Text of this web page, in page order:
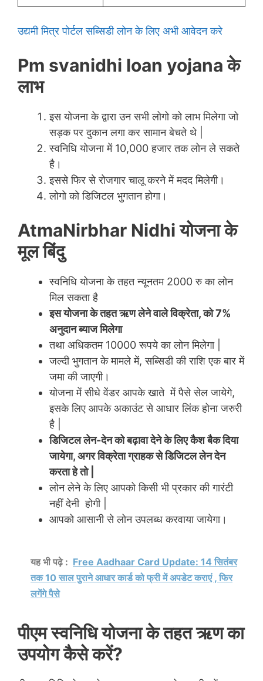
उद्यमी मित्र पोर्टल सब्सिडी लोन के लिए अभी आवेदन करे
Pm svanidhi loan yojana के
लाभ
इस योजना के द्वारा उन सभी लोगो को लाभ मिलेगा जो
सड़क पर दुकान लगा कर सामान बेचते थे |
स्वनिधि योजना में 10,000 हजार तक लोन ले सकते
है।
इससे फिर से रोजगार चालू करने में मदद मिलेगी।
लोगो को डिजिटल भुगतान होगा।
AtmaNirbhar Nidhi योजना के
मूल बिंदु
स्वनिधि योजना के तहत न्यूनतम 2000 रु का लोन
मिल सकता है
इस योजना के तहत ऋण लेने वाले विक्रेता, को 7%
अनुदान ब्याज मिलेगा
तथा अधिकतम 10000 रूपये का लोन मिलेगा |
जल्दी भुगतान के मामले में, सब्सिडी की राशि एक बार में
जमा की जाएगी।
योजना में सीधे वेंडर आपके खाते में पैसे सेल जायेगे,
इसके लिए आपके अकाउंट से आधार लिंक होना जरुरी
है |
डिजिटल लेन-देन को बढ़ावा देने के लिए कैश बैक दिया
जायेगा, अगर विक्रेता ग्राहक से डिजिटल लेन देन
करता हे तो |
लोन लेने के लिए आपको किसी भी प्रकार की गारंटी
नहीं देनी होगी |
आपको आसानी से लोन उपलब्ध करवाया जायेगा।
यह भी पढ़े : Free Aadhaar Card Update: 14 सितंबर
तक 10 साल पुराने आधार कार्ड को फ्री में अपडेट कराएं , फिर
लगेंगे पैसे
पीएम स्वनिधि योजना के तहत ऋण का
उपयोग कैसे करें?